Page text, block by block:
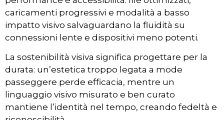
caricamenti progressivi e modalità a basso
impatto visivo salvaguardano la fluidità su
connessioni lente e dispositivi meno potenti.
La sostenibilità visiva significa progettare per la
durata: un’estetica troppo legata a mode
passeggere perde efficacia, mentre un
linguaggio visivo misurato e ben curato
mantiene l’identità nel tempo, creando fedeltà e